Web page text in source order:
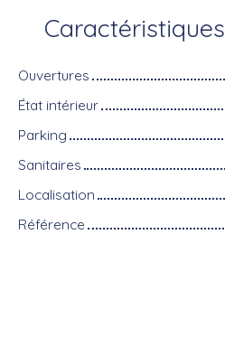
Caractéristiques
Ouvertures
État intérieur
Parking
Sanitaires
Localisation
Référence